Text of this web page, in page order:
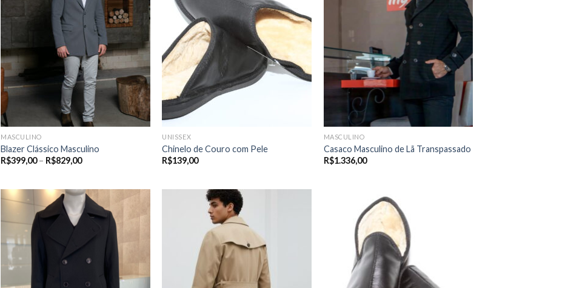
MASCULINO
Blazer Clássico Masculino
R$399,00 – R$829,00Price
R$829,00
UNISSEX
Chinelo de Couro com Pele
R$139,00
MASCULINO
Casaco Masculino de Lã Transpassado
R$1.336,00